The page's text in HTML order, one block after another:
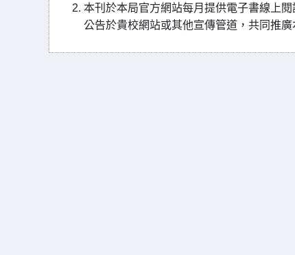
本刊於本局官方網站每月提供電子書線上閱
公告於貴校網站或其他宣傳管道，共同推廣